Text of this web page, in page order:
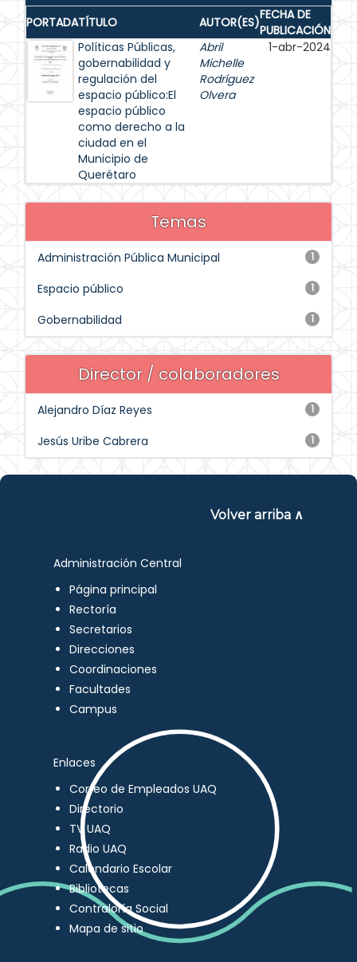
PORTADATÍTULO AUTOR(ES)FECHA DE
PUBLICACIÓN
Políticas Públicas,
gobernabilidad y
regulación del
espacio público:El
espacio público
como derecho a la
ciudad en el
Municipio de
Querétaro
Abril
Michelle
Rodríguez
Olvera
1-abr-2024
Temas
1
Administración Pública Municipal
1
Espacio público
1
Gobernabilidad
Director / colaboradores
1
Alejandro Díaz Reyes
1
Jesús Uribe Cabrera
Volver arriba ∧
Administración Central
Página principal
Rectoría
Secretarios
Direcciones
Coordinaciones
Facultades
Campus
Enlaces
Correo de Empleados UAQ
Directorio
TV UAQ
Radio UAQ
Calendario Escolar
Bibliotecas
Contraloría Social
Mapa de sitio